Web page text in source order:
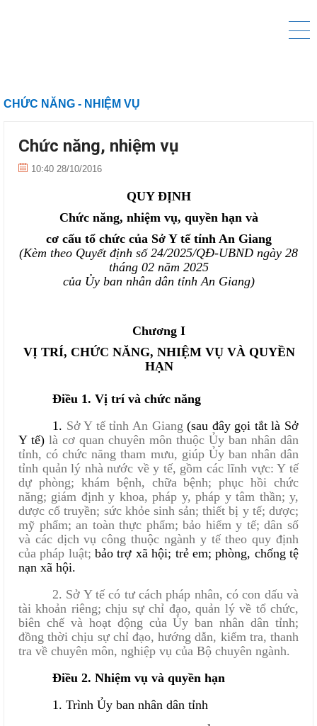
CHỨC NĂNG - NHIỆM VỤ
Chức năng, nhiệm vụ
10:40 28/10/2016
QUY ĐỊNH
Chức năng, nhiệm vụ, quyền hạn và
cơ cấu tổ chức của Sở Y tếtỉnh An Giang
(Kèm theo Quyết định số24/2025/QĐ-UBND ngày 28
tháng02 năm 2025
của Ủy ban nhân dân tỉnh An Giang)
Chương I
VỊ TRÍ, CHỨC NĂNG, NHIỆM VỤ VÀ QUYỀN
HẠN
Điều 1. Vị trí và chức năng
1. Sở Y tế tỉnh An Giang(sau đây gọi tắt là Sở
Y tế) là cơ quan chuyên môn thuộc Ủy ban nhân dân
tỉnh, có chức năng tham mưu, giúp Ủy ban nhân dân
tỉnh quản lý nhà nước về y tế, gồm các lĩnh vực: Y tế
dự phòng; khám bệnh, chữa bệnh; phục hồi chức
năng; giám định y khoa, pháp y, pháp y tâm thần; y,
dược cổ truyền; sức khỏe sinh sản; thiết bị y tế; dược;
mỹ phẩm; an toàn thực phẩm; bảo hiểm y tế; dân số
và các dịch vụ công thuộc ngành y tế theo quy định
của pháp luật;bảo trợ xã hội; trẻ em; phòng, chống tệ
nạn xã hội.
2. Sở Y tế có tư cách pháp nhân, có con dấu và
tài khoản riêng; chịu sự chỉ đạo, quản lý về tổ chức,
biên chế và hoạt động của Ủy ban nhân dân tỉnh;
đồng thời chịu sự chỉ đạo, hướng dẫn, kiểm tra, thanh
tra về chuyên môn, nghiệp vụ của Bộ chuyên ngành.
Điều 2. Nhiệm vụ và quyền hạn
1. Trình Ủy ban nhân dân tỉnh